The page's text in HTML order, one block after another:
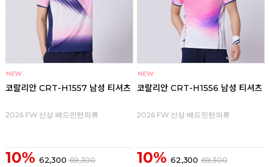
코랄리안 CRT-H1557 남성 티셔츠
2026 FW 신상 배드민턴의류
10% 62,300 69,300
코랄리안 CRT-H1556 남성 티셔츠
2026 FW 신상 배드민턴의류
10% 62,300 69,300